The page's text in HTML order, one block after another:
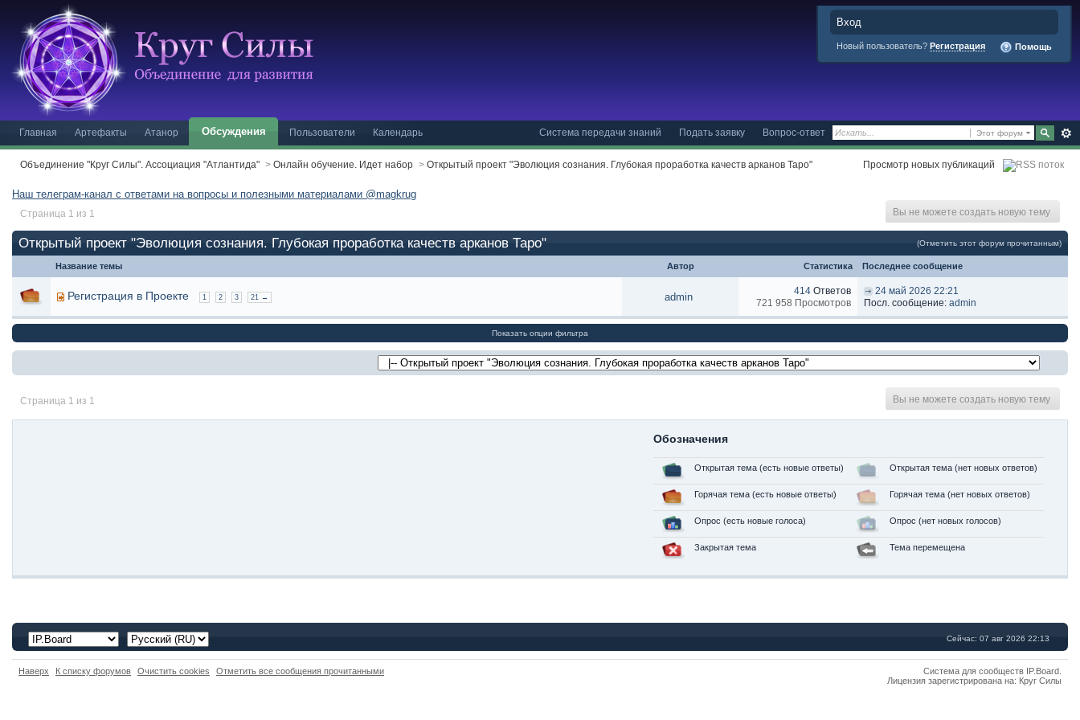
Вход
Новый пользователь? Регистрация Помощь
Этот форум
Главная Артефакты Атанор Вопрос-ответ
Подать заявку
Система передачи знаний
Обсуждения Пользователи Календарь
Объединение "Круг Силы". Ассоциация "Атлантида" > Онлайн обучение. Идет набор > Открытый проект "Эволюция сознания. Глубокая проработка качеств арканов Таро" Просмотр новых публикаций
Наш телеграм-канал с ответами на вопросы и полезными материалами @magkrug
Страница 1 из 1 Вы не можете создать новую тему
Открытый проект "Эволюция сознания. Глубокая проработка качеств арканов Таро" (Отметить этот форум прочитанным)
Название темы Автор Статистика Последнее сообщение
Регистрация в Проекте 1 2 3 21 → admin 414 Ответов
721 958 Просмотров
24 май 2026 22:21
Посл. сообщение: admin
Показать опции фильтра
Страница 1 из 1 Вы не можете создать новую тему
Обозначения
Открытая тема (есть новые ответы) Открытая тема (нет новых ответов)
Горячая тема (есть новые ответы) Горячая тема (нет новых ответов)
Опрос (есть новые голоса) Опрос (нет новых голосов)
Закрытая тема Тема перемещена
Сейчас: 07 авг 2026 22:13
Наверх К списку форумов Очистить cookies Отметить все сообщения прочитанными Система для сообществ IP.Board
Лицензия зарегистрирована на: Круг Силы